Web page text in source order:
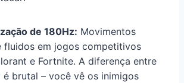
de 180Hz: Movimentos
fluidos em jogos competitivos
e Fortnite. A diferença entre
é brutal – você vê os inimigos